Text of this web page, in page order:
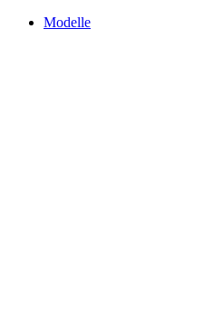
Modelle